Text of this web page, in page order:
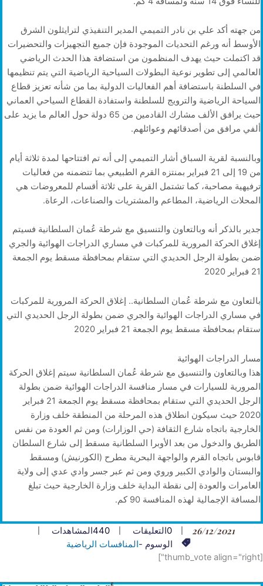
من جهته أكد علي بن نادر التميمي المدير التنفيذي لترايثلون الشرق
الأوسط أنه ورغم التحديات الموجودة فإن جميع التجهيزات والتحضيرات
قد اكتملت حيث يهدف المنظمون من استضافة هذا الحدث الرياضي
العالمي إلى تطوير نوعية البطولات السياحية الرياضية التي يتم تنظيمها
في السلطنة باستضافة أهم الفعاليات الدولية بما من شأنه تعزيز قطاع
السياحة الرياضية والترويج للسلطنة واستفادة القطاع السياحي العماني
حيث يرافق الألف مشارك القادمين من 65 دولة حول العالم ما يزيد على
ألفي مرافق من أصدقائهم وعوائلهم.
وبالنسبة لقرية السباق أشار التميمي إلى أنه تم افتتاحها لمدة ثلاثة أيام
من 19 إلى 21 فبراير بمنتزه القرم الطبيعي بما تتضمنه من فعاليات
ترفيهية مصاحبة، كما تشتمل القرية على ثلاثة أقسام للمعروضات هي
المحلات الرياضية، المطاعم والمشتريات والصناعات، الرعاة.
جدير بالذكر أنه وبالتعاون والتنسيق مع شرطة عُمان السلطانية فسيتم
إغلاق الحركة المرورية للمركبات في مساري الدراجات الهوائية والجري
ضمن بطولة الرجل الحديدي التي ستقام بمحافظة مسقط يوم الجمعة
21 فبراير 2020
بالتعاون مع شرطة عُمان السلطانية.. إغلاق الحركة المرورية للمركبات
في مساري الدراجات الهوائية والجري ضمن بطولة الرجل الحديدي التي
ستقام بمحافظة مسقط يوم الجمعة 21 فبراير 2020
مسار الدراجات الهوائية
هذا وبالتعاون والتنسيق مع شرطة عُمان السلطانية سيتم إغلاق الحركة
المرورية للسيارات في مسار منافسة الدراجات الهوائية ضمن بطولة
الرجل الحديدي التي ستقام بمحافظة مسقط يوم الجمعة 21 فبراير
2020 حيث سيكون انطلاق هذه المرحلة من المنطقة خلف وزارة
الخارجية باتجاه شارع الثقافة (حي الوزارات) ومن ثم العودة من نفس
الطريق والدخول من بعد الأوبرا السلطانية مسقط إلى شارع السلطان
قابوس باتجاه القرم والواجهة البحرية مطرح (الكورنيش) ومسقط
والبستان والوادي الكبير وروي ومن ثم عبر جسر وادي عدي إلى ولاية
العامرات والعودة إلى نقطة البداية خلف وزارة الخارجية حيث تبلغ
المسافة الإجمالية لهذه المنافسة 90 كم.
26/12/2021
0التعليقات 440المشاهدات
الوسوم -المنافسات الرياضية
[thumb_vote align="right"]